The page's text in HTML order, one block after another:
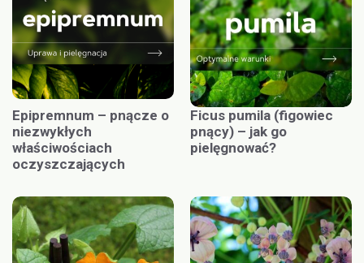
Epipremnum – pnącze o
niezwykłych
właściwościach
oczyszczających
Ficus pumila (figowiec
pnący) – jak go
pielęgnować?